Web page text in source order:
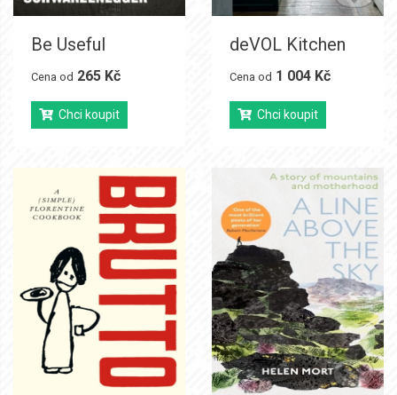
Be Useful
Cena od 265 Kč
Chci koupit
deVOL Kitchen
Cena od 1 004 Kč
Chci koupit